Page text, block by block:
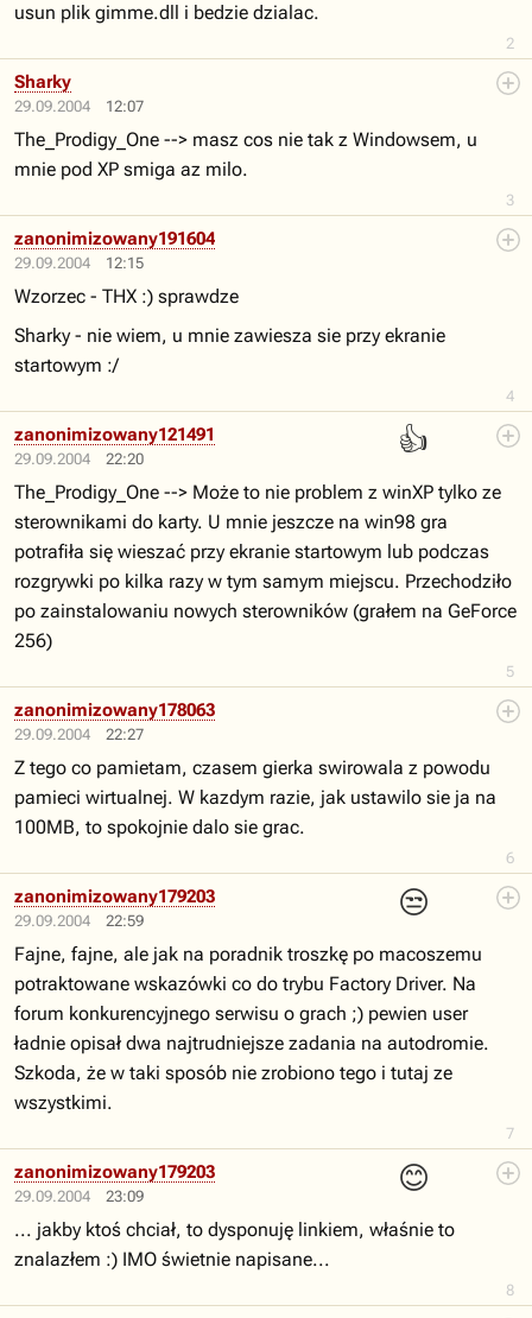
2
usun plik gimme.dll i bedzie dzialac.
29.09.2004 12:07
3
Sharky
The_Prodigy_One --> masz cos nie tak z Windowsem, u
mnie pod XP smiga az milo.
29.09.2004 12:15
4
zanonimizowany191604
Wzorzec - THX :) sprawdze
Sharky - nie wiem, u mnie zawiesza sie przy ekranie
startowym :/
29.09.2004 22:20
👍
5
zanonimizowany121491
The_Prodigy_One --> Może to nie problem z winXP tylko ze
sterownikami do karty. U mnie jeszcze na win98 gra
potrafiła się wieszać przy ekranie startowym lub podczas
rozgrywki po kilka razy w tym samym miejscu. Przechodziło
po zainstalowaniu nowych sterowników (grałem na GeForce
256)
29.09.2004 22:27
6
zanonimizowany178063
Z tego co pamietam, czasem gierka swirowala z powodu
pamieci wirtualnej. W kazdym razie, jak ustawilo sie ja na
100MB, to spokojnie dalo sie grac.
29.09.2004 22:59
😒
7
zanonimizowany179203
Fajne, fajne, ale jak na poradnik troszkę po macoszemu
potraktowane wskazówki co do trybu Factory Driver. Na
forum konkurencyjnego serwisu o grach ;) pewien user
ładnie opisał dwa najtrudniejsze zadania na autodromie.
Szkoda, że w taki sposób nie zrobiono tego i tutaj ze
wszystkimi.
29.09.2004 23:09
😊
8
zanonimizowany179203
... jakby ktoś chciał, to dysponuję linkiem, właśnie to
znalazłem :) IMO świetnie napisane...